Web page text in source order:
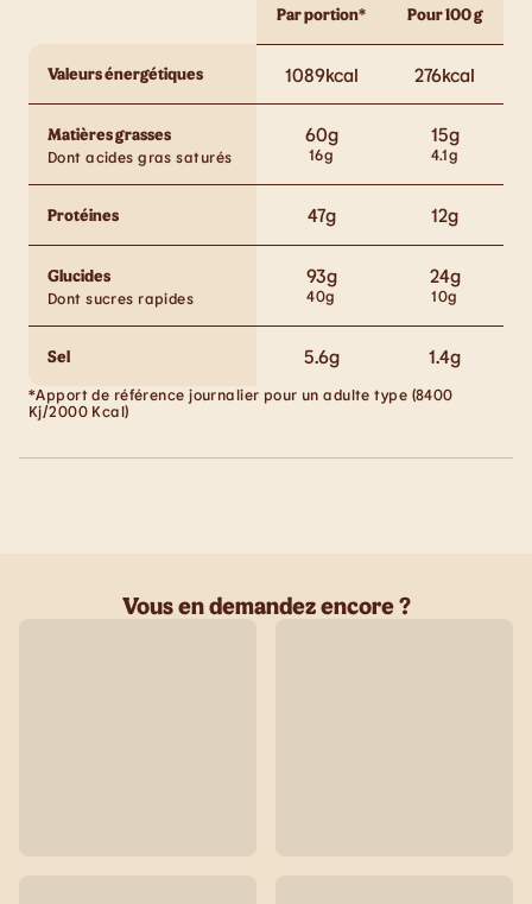
Par portion* Pour 100 g
Valeurs énergétiques 1089kcal 276kcal
Matières grasses 60g 15g
Dont acides gras saturés 16g 4.1g
Protéines 47g 12g
Glucides 93g 24g
Dont sucres rapides 40g 10g
Sel 5.6g 1.4g
*Apport de référence journalier pour un adulte type (8400
Kj/2000 Kcal)
Vous en demandez encore ?